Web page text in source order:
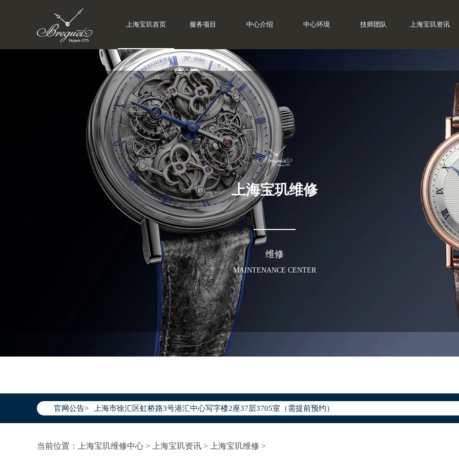
上海宝玑首页 服务项目 中心介绍 中心环境 技师团队 上海宝玑资讯
上海宝玑维修
维修
MAINTENANCE CENTER
官网公告>
2026年7月宝玑上海市售后服务网络优化升级公告
上海市徐汇区虹桥路3号港汇中心写字楼2座37层3705室（需提前预约）
上海市黄浦区南京东路299号宏伊国际广场写字楼8层806室（需提前预约）
上海市徐汇区虹桥路3号港汇中心2座37层3705室宝玑售后服务中心（需提前预约）
当前位置： 上海宝玑维修中心 > 上海宝玑资讯 > 上海宝玑维修 >